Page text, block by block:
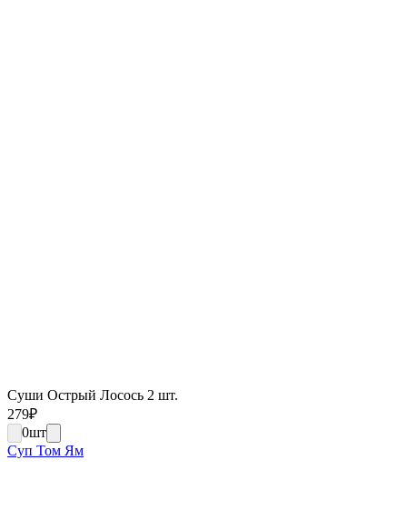
Суши Острый Лосось 2 шт.
279₽
0шт
Суп Том Ям